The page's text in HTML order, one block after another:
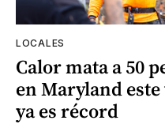
LOCALES
Calor mata a 50
en Maryland
ya es récord